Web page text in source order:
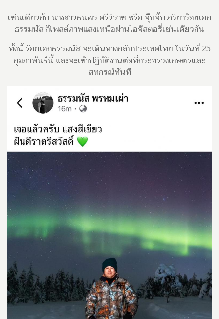
เช่นเดียวกับ นางสาวธนพร ศรีวิราช หรือ จุ๊บจิ๊บ ภริยาร้อยเอก
ธรรมนัส ก็โพสต์ภาพแสงเหนือผ่านไอจีสตอรี่เช่นเดียวกัน
ทั้งนี้ ร้อยเอกธรรมนัส จะเดินทางกลับประเทศไทย ในวันที่ 25
กุมภาพันธ์นี้ และจะเข้าปฎิบัติงานต่อที่กระทรวงเกษตรและ
สหกรณ์ทันที